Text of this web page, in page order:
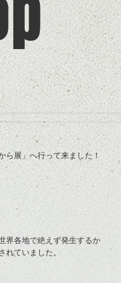
ら展」へ行って来ました！
界各地で絶えず発生するか
れていました。